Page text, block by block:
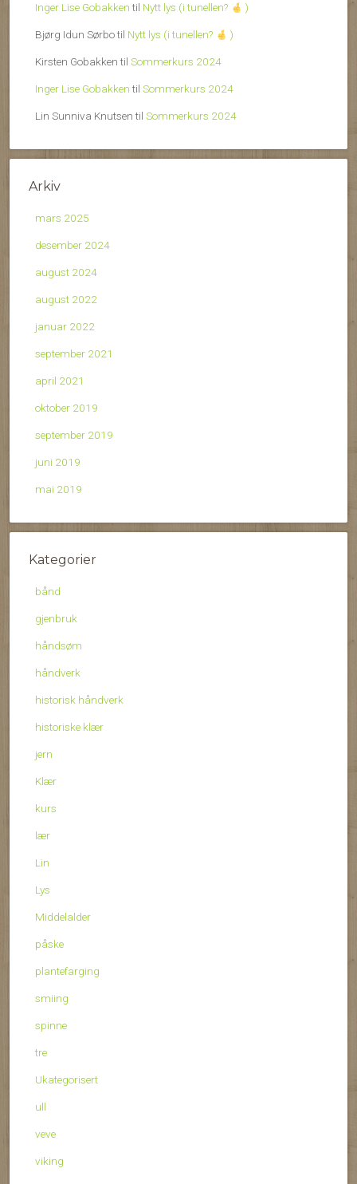
Inger Lise Gobakkentil Nytt lys (i tunellen? )
Bjørg Idun Sørbotil Nytt lys (i tunellen? )
Kirsten Gobakkentil Sommerkurs 2024
Inger Lise Gobakkentil Sommerkurs 2024
Lin Sunniva Knutsentil Sommerkurs 2024
Arkiv
mars 2025
desember 2024
august 2024
august 2022
januar 2022
september 2021
april 2021
oktober 2019
september 2019
juni 2019
mai 2019
Kategorier
bånd
gjenbruk
håndsøm
håndverk
historisk håndverk
historiske klær
jern
Klær
kurs
lær
Lin
Lys
Middelalder
påske
plantefarging
smiing
spinne
tre
Ukategorisert
ull
veve
viking